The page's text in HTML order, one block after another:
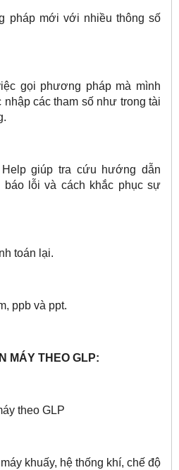
pháp mới với nhiều thông số
gọi phương pháp mà mình
nhập các tham số như trong tài
giúp tra cứu hướng dẫn
lỗi và cách khắc phục sự
toán lại.
ppb và ppt.
MÁY THEO GLP:
theo GLP
khuấy, hệ thống khí, chế độ